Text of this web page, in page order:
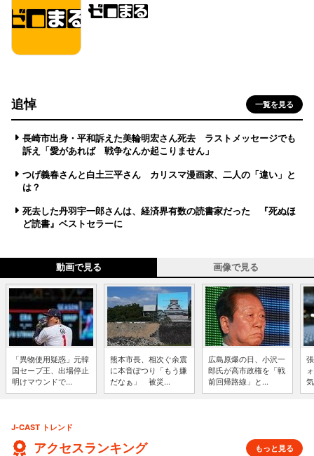
追悼 一覧を見る
長崎市出身・平和訴えた美輪明宏さん死去 ラストメッセージでも
訴え「愛があれば 戦争なんか起こりません」
つげ義春さんと白土三平さん カリスマ漫画家、二人の「違い」と
は？
死去した丹羽宇一郎さんは、経済界有数の読書家だった 『死ぬほ
ど読書』ベストセラーに
動画で見る 画像で見る
「異物使用疑惑」元韓
国セーブ王、出場停止
明けマウンドで...
熊本市長、相次ぐ余震
に本音ぽつり「もう嫌
だなぁ」 被災...
広島原爆の日、小沢一
郎氏が高市政権を「戦
前回帰路線」と...
J-CAST トレンド
アクセスランキング もっと見る